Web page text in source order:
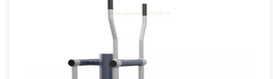
Agrès de Fitness Marche nordique
sportives et expériences ludiques, l'agrès de Marche nordique
se déma..